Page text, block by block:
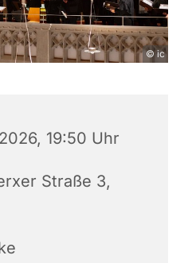
© ic
19:50 Uhr
Straße 3,